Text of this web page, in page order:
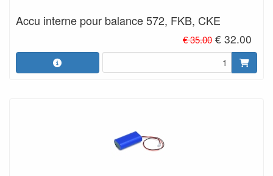
Accu interne pour balance 572, FKB, CKE
€ 35.00 € 32.00